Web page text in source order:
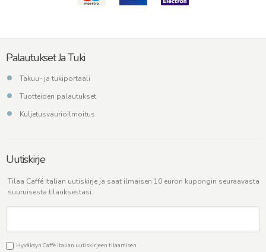
Palautukset Ja Tuki
Takuu- ja tukiportaali
Tuotteiden palautukset
Kuljetusvaurioilmoitus
Uutiskirje
Tilaa Caffé Italian uutiskirje ja saat ilmaisen 10 euron kupongin seuraavasta
suuruisesta tilauksestasi.
Hyväksyn Caffè Italian uutiskirjeen tilaamisen